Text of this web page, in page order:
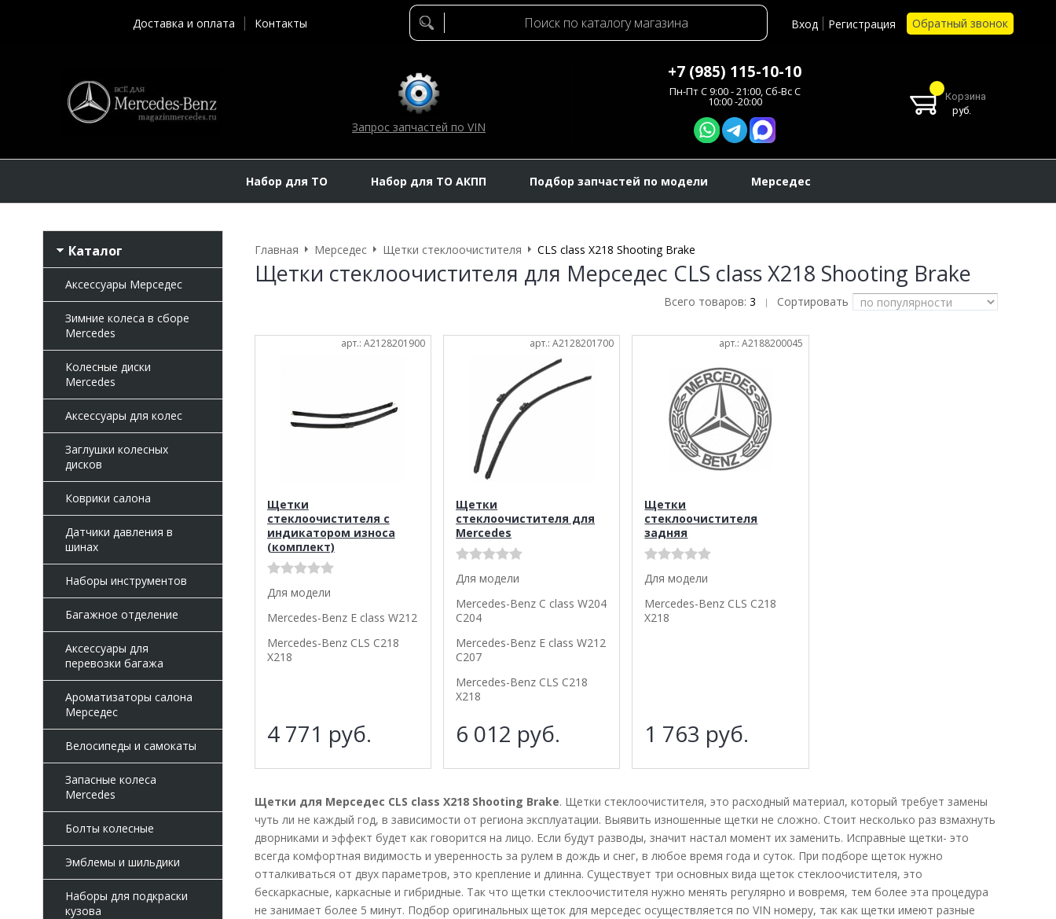
Доставка и оплата Контакты Вход Регистрация Обратный звонок
Запрос запчастей по VIN
+7 (985) 115-10-10
Пн-Пт C 9:00 - 21:00, Сб-Вс С
10:00 -20:00
Корзина
руб.
Набор для ТО Набор для ТО АКПП Подбор запчастей по модели Мерседес
Каталог
Аксессуары Мерседес
Зимние колеса в сборе
Mercedes
Колесные диски
Mercedes
Аксессуары для колес
Заглушки колесных
дисков
Коврики салона
Датчики давления в
шинах
Наборы инструментов
Багажное отделение
Аксессуары для
перевозки багажа
Ароматизаторы салона
Мерседес
Велосипеды и самокаты
Запасные колеса
Mercedes
Болты колесные
Эмблемы и шильдики
Наборы для подкраски
кузова
Главная Мерседес Щетки стеклоочистителя CLS class X218 Shooting Brake
Щетки стеклоочистителя для Мерседес CLS class X218 Shooting Brake
Всего товаров: 3 | Сортировать
арт.: A2128201900
Щетки
стеклоочистителя с
индикатором износа
(комплект)
Для модели
Mercedes-Benz E class W212
Mercedes-Benz CLS C218
X218
4 771 руб.
арт.: A2128201700
Щетки
стеклоочистителя для
Mercedes
Для модели
Mercedes-Benz C class W204
C204
Mercedes-Benz E class W212
C207
Mercedes-Benz CLS C218
X218
6 012 руб.
арт.: A2188200045
Щетки
стеклоочистителя
задняя
Для модели
Mercedes-Benz CLS C218
X218
1 763 руб.
Щетки для Мерседес CLS class X218 Shooting Brake. Щетки стеклоочистителя, это расходный материал, который требует замены
чуть ли не каждый год, в зависимости от региона эксплуатации. Выявить изношенные щетки не сложно. Стоит несколько раз взмахнуть
дворниками и эффект будет как говорится на лицо. Если будут разводы, значит настал момент их заменить. Исправные щетки- это
всегда комфортная видимость и уверенность за рулем в дождь и снег, в любое время года и суток. При подборе щеток нужно
отталкиваться от двух параметров, это крепление и длинна. Существует три основных вида щеток стеклоочистителя, это
бескаркасные, каркасные и гибридные. Так что щетки стеклоочистителя нужно менять регулярно и вовремя, тем более эта процедура
не занимает более 5 минут. Подбор оригинальных щеток для мерседес осуществляется по VIN номеру, так как щетки имеют разные